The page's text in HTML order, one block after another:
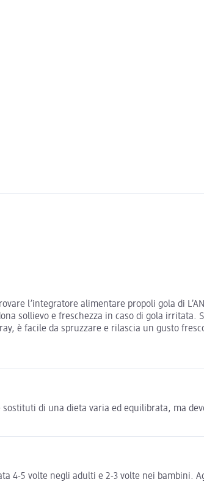
l’integratore alimentare propoli gola di
sollievo e freschezza in caso di gola irritata.
è facile da spruzzare e rilascia un gusto
di una dieta varia ed equilibrata, ma
4-5 volte negli adulti e 2-3 volte nei bambini.